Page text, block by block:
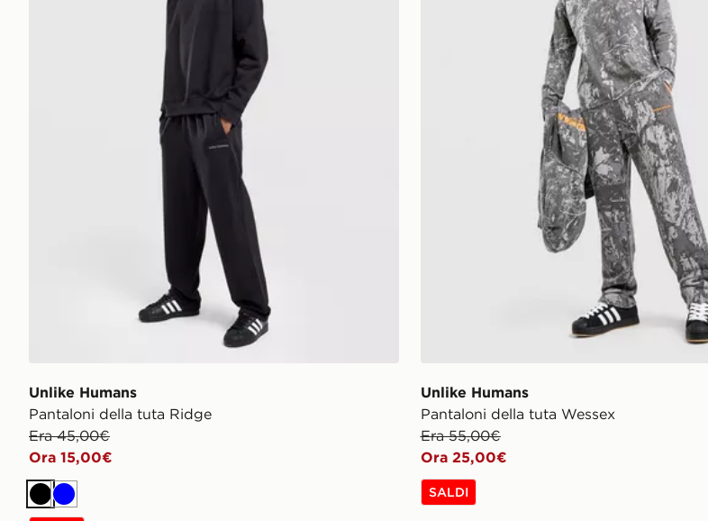
Unlike Humans
Pantaloni della tuta Ridge
Era 45,00€
Ora 15,00€
Nero
Blu
Unlike Humans
Pantaloni della tuta Wessex
Era 55,00€
Ora 25,00€
SALDI